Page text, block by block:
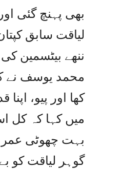
بھی پہنچ گئی
لیاقت سابق
ننھے بیٹسمین
محمد یوسف نے
کھا اور پیو،
میں کہا کہ کل
گوہر لیاقت کو